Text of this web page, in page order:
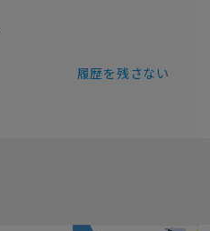
履歴を残さない